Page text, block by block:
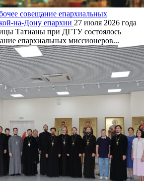
совещание епархиальных
на-Дону епархии 27 июля 2026 года
Татианы при ДГТУ состоялось
епархиальных миссионеров...